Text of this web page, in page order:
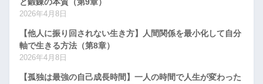
と鍛錬の本質（第9章）
2026年4月8日
【他人に振り回されない生き方】人間関係を最小化して自分
軸で生きる方法（第8章）
2026年4月8日
【孤独は最強の自己成長時間】一人の時間で人生が変わった